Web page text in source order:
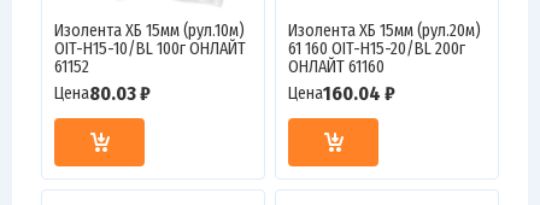
Изолента ХБ 15мм (рул.10м)
OIT-H15-10/BL 100г ОНЛАЙТ
61152
Цена80.03 ₽
Изолента ХБ 15мм (рул.20м)
61 160 OIT-H15-20/BL 200г
ОНЛАЙТ 61160
Цена160.04 ₽